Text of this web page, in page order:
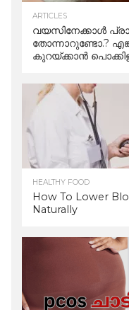
ARTICLES
വയസിനേക്കാൾ
തോന്നാറുണ്ടോ.?
കുറയ്ക്കാന്‍
HEALTHY FOOD
How To Lower
Naturally